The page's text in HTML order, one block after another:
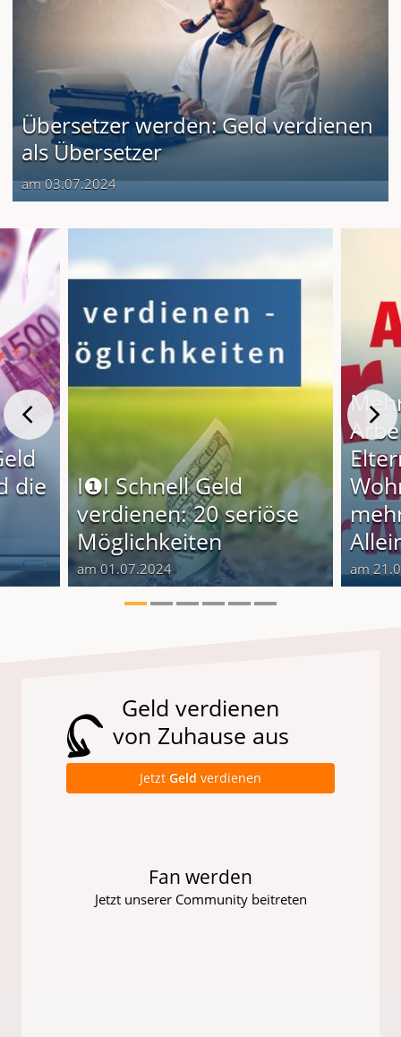
Übersetzer werden: Geld verdienen
als Übersetzer
am 03.07.2024
die
I❶I Schnell Geld
verdienen: 20 seriöse
Möglichkeiten
am 01.07.2024 am
Geld verdienen
von Zuhause aus
Jetzt Geld verdienen
Fan werden
Jetzt unserer Community beitreten